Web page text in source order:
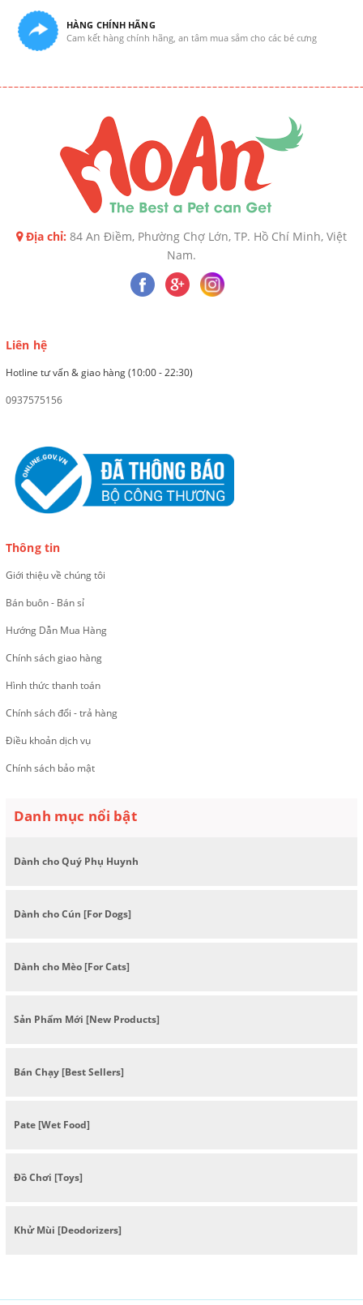
HÀNG CHÍNH HÃNG
Cam kết hàng chính hãng, an tâm mua sắm cho các bé cưng
Địa chỉ: 84 An Điềm, Phường Chợ Lớn, TP. Hồ Chí Minh, Việt
Nam.
Liên hệ
Hotline tư vấn & giao hàng (10:00 - 22:30)
0937575156
Thông tin
Giới thiệu về chúng tôi
Bán buôn - Bán sỉ
Hướng Dẫn Mua Hàng
Chính sách giao hàng
Hình thức thanh toán
Chính sách đổi - trả hàng
Điều khoản dịch vụ
Chính sách bảo mật
Danh mục nổi bật
Dành cho Quý Phụ Huynh
Dành cho Cún [For Dogs]
Dành cho Mèo [For Cats]
Sản Phẩm Mới [New Products]
Bán Chạy [Best Sellers]
Pate [Wet Food]
Đồ Chơi [Toys]
Khử Mùi [Deodorizers]